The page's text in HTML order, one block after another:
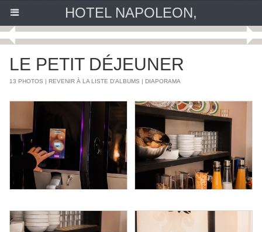
HOTEL NAPOLEON,
LE PETIT DÉJEUNER
13 PHOTOS | REVENIR À LA LISTE D'ALBUMS | DIAPORAMA